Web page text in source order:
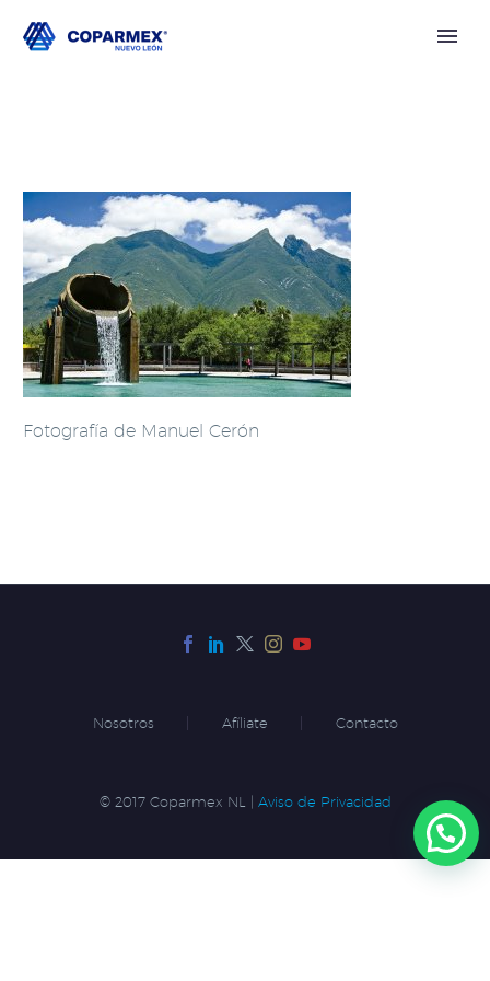
Fotografía de Manuel Cerón
Nosotros Afíliate Contacto
© 2017 Coparmex NL | Aviso de Privacidad